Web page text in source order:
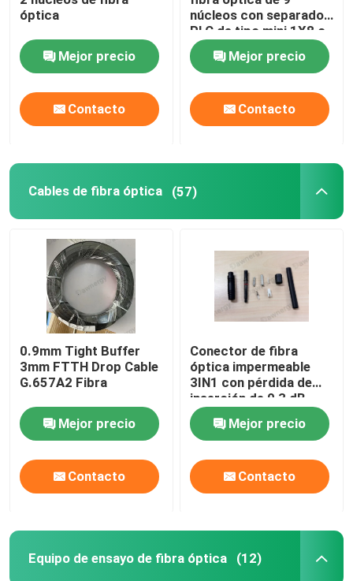
óptica
Mejor precio
Contacto
núcleos con separador
PLC de tipo mini 1X8 o
1X9
Mejor precio
Contacto
Cables de fibra óptica (57)
0.9mm Tight Buffer
3mm FTTH Drop Cable
G.657A2 Fibra
Mejor precio
Contacto
Conector de fibra
óptica impermeable
3IN1 con pérdida de
inserción de 0,3 dB
Mejor precio
Contacto
Equipo de ensayo de fibra óptica (12)